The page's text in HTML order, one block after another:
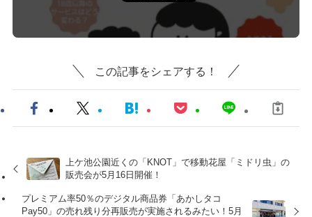
この記事をシェアする！
上ケ池公園近くの「KNOT」で移動花屋「ミドリ虫」の
販売会が5月16日開催！
プレミアム率50％のデジタル商品券「あかしタコ
Pay50」の売れ残り分再販売が実施されるみたい！5月